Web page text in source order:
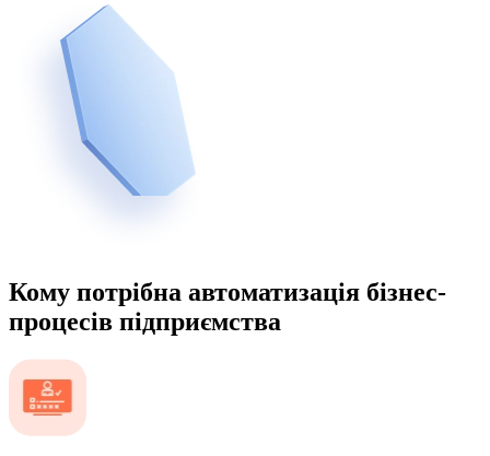
Кому потрібна автоматизація бізнес-
процесів підприємства